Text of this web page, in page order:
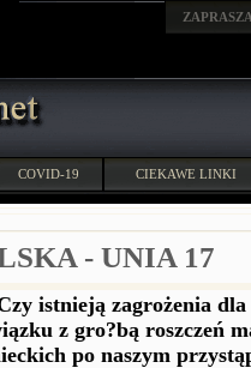
COVID-19 CIEKAWE LINKI
- UNIA 17
istnieją zagrożenia
z gro?bą roszczeń
po naszym